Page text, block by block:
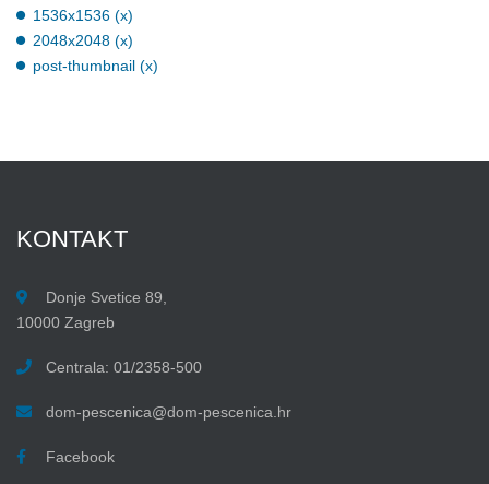
1536x1536 (x)
2048x2048 (x)
post-thumbnail (x)
KONTAKT
Donje Svetice 89,
10000 Zagreb
Centrala: 01/2358-500
dom-pescenica@dom-pescenica.hr
Facebook